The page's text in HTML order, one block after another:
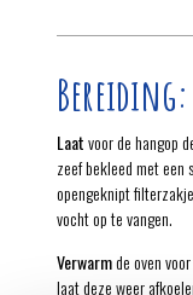
Bereiding:
Laatvoor de hangop
zeef bekleed met een
opengeknipt
vocht op te vangen.
Verwarmde oven
laat deze weer